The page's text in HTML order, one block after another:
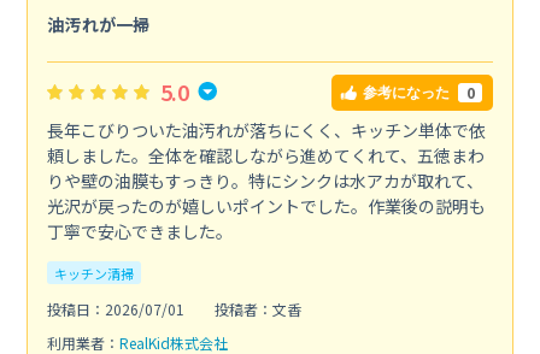
油汚れが一掃
5.0 参考になった 0
長年こびりついた油汚れが落ちにくく、キッチン単体で依
頼しました。全体を確認しながら進めてくれて、五徳まわ
りや壁の油膜もすっきり。特にシンクは水アカが取れて、
光沢が戻ったのが嬉しいポイントでした。作業後の説明も
丁寧で安心できました。
キッチン清掃
投稿日：2026/07/01
投稿者：文香
利用業者： RealKid株式会社